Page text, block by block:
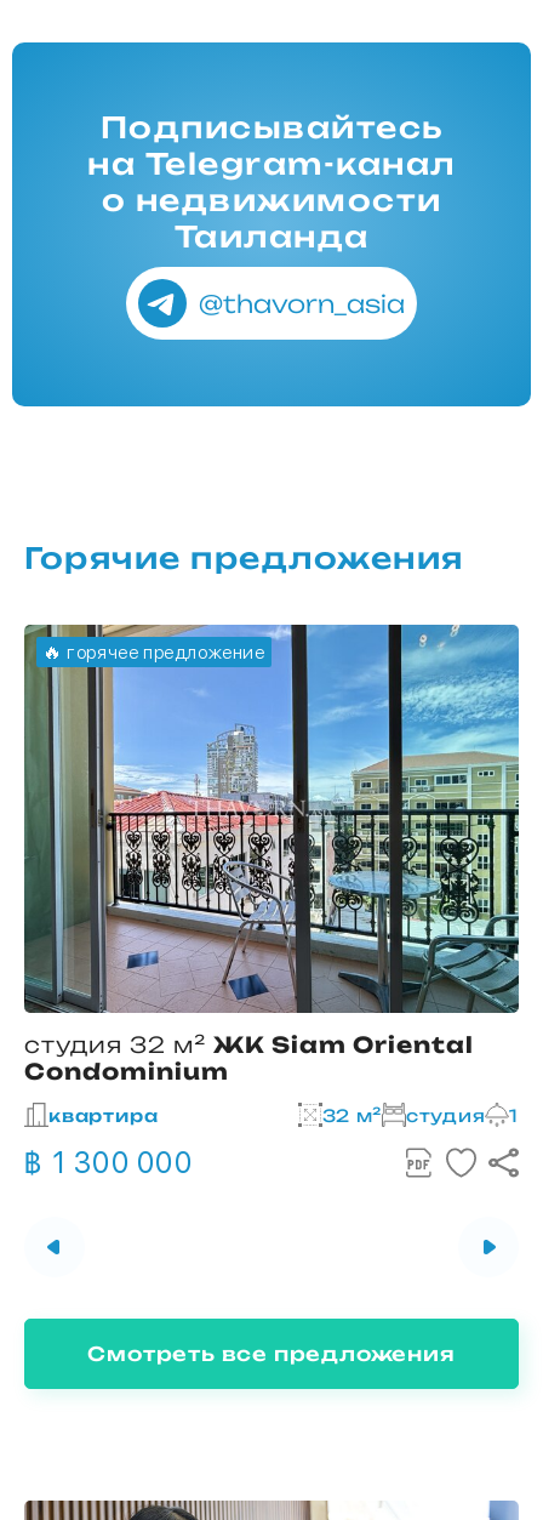
Подписывайтесь
на Telegram-канал
о недвижимости
Таиланда
@thavorn_asia
Горячие предложения
🔥 горячее предложение
студия 32 м² ЖК Siam Oriental
Condominium
квартира 32 м² студия 1
฿ 1 300 000
Смотреть все предложения